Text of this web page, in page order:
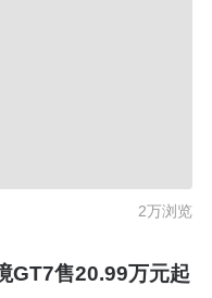
2万浏览
GT7售20.99万元起